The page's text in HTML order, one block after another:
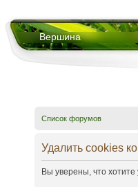
Вершина
Список форумов
Удалить cookies
Вы уверены, что